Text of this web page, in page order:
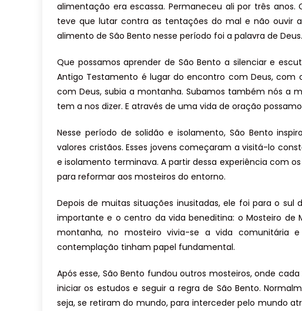
alimentação era escassa. Permaneceu ali por três
teve que lutar contra as tentações do mal e não ouvir
alimento de São Bento nesse período foi a palavra de Deus.
Que possamos aprender de São Bento a silenciar e
Antigo Testamento é lugar do encontro com Deus, com
com Deus, subia a montanha. Subamos também nós a
tem a nos dizer. E através de uma vida de oração
Nesse período de solidão e isolamento, São Bento
valores cristãos. Esses jovens começaram a visitá-lo
e isolamento terminava. A partir dessa experiência com
para reformar aos mosteiros do entorno.
Depois de muitas situações inusitadas, ele foi para o sul
importante e o centro da vida beneditina: o Mosteiro de
montanha, no mosteiro vivia-se a vida
contemplação tinham papel fundamental.
Após esse, São Bento fundou outros mosteiros, onde
iniciar os estudos e seguir a regra de São Bento.
seja, se retiram do mundo, para interceder pelo mundo